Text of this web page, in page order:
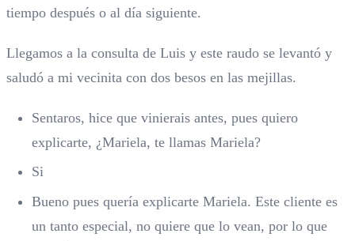
tiempo después o al día siguiente.
Llegamos a la consulta de Luis y este raudo se levantó y
saludó a mi vecinita con dos besos en las mejillas.
Sentaros, hice que vinierais antes, pues quiero
explicarte, ¿Mariela, te llamas Mariela?
Si
Bueno pues quería explicarte Mariela. Este cliente es
un tanto especial, no quiere que lo vean, por lo que